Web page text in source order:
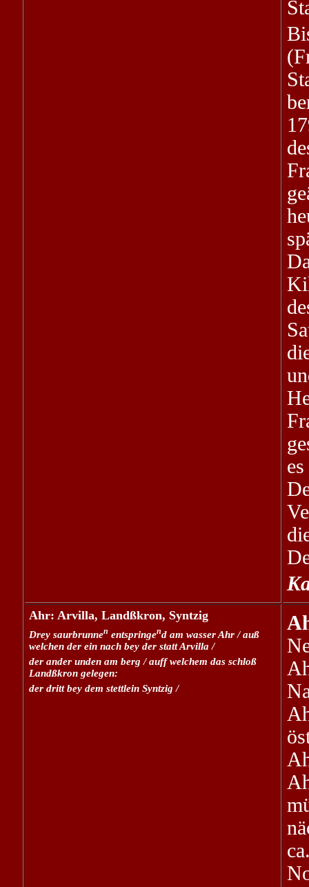
Ahr: Arvilla, Landßkron, Syntzig
Drey saurbrunnen entspringend am wasser Ahr / auß
welchen der ein nach bey der statt Arvilla /
der ander unden am berg / auff welchem das schloß
Landßkron gelegen:
der dritt bey dem stettlein Syntzig /